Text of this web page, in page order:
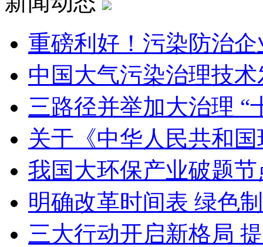
重磅利好！污染防治
中国大气污染治理技
三路径并举加大治理 “
关于《中华人民共和
我国大环保产业破题
明确改革时间表 绿色
三大行动开启新格局